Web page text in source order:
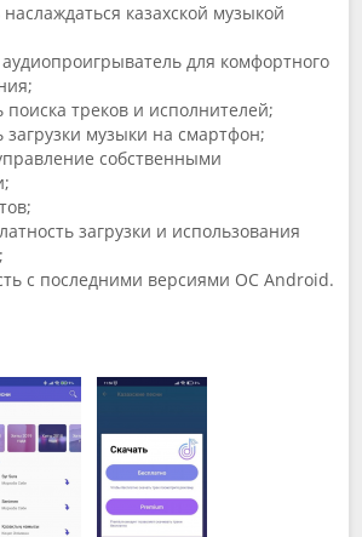
казахской музыкой
для комфортного
поиска треков и исполнителей;
загрузки музыки на смартфон;
собственными
загрузки и использования
с последними версиями ОС Android.